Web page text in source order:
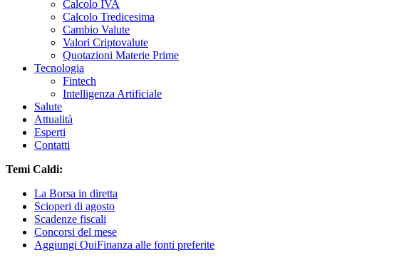
Calcolo IVA
Calcolo Tredicesima
Cambio Valute
Valori Criptovalute
Quotazioni Materie Prime
Tecnologia
Fintech
Intelligenza Artificiale
Salute
Attualità
Esperti
Contatti
Temi Caldi:
La Borsa in diretta
Scioperi di agosto
Scadenze fiscali
Concorsi del mese
Aggiungi QuiFinanza alle fonti preferite